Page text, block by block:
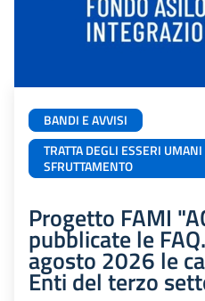
BANDI E AVVISI
TRATTA DEGLI ESSERI
SFRUTTAMENTO
Progetto FAMI
pubblicate le
agosto 2026 le
Enti del terzo